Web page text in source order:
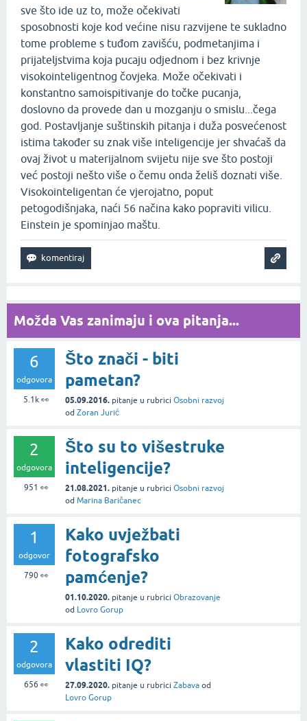
sve što ide uz to, može očekivati
sposobnosti koje kod većine nisu razvijene te sukladno
tome probleme s tuđom zavišću, podmetanjima i
prijateljstvima koja pucaju odjednom i bez krivnje
visokointeligentnog čovjeka. Može očekivati i
konstantno samoispitivanje do točke pucanja,
doslovno da provede dan u mozganju o smislu...čega
god. Postavljanje suštinskih pitanja i duža posvećenost
istima također su znak više inteligencije jer shvaćaš da
ovaj život u materijalnom svijetu nije sve što postoji
već postoji nešto više o čemu onda želiš doznati više.
Visokointeligentan će vjerojatno, poput
petogodišnjaka, naći 56 načina kako popraviti vilicu.
Einstein je spominjao maštu.
Možda Vas zanimaju i ova pitanja...
6
odgovora
5.1k👀
Što znači - biti
pametan?
05.09.2016. pitanje u rubrici Osobni razvoj
od Zoran Jurić
2
odgovora
951 👀
Što su to višestruke
inteligencije?
21.08.2021. pitanje u rubrici Osobni razvoj
od Marina Baričanec
1
odgovor
790👀
Kako uvježbati
fotografsko
pamćenje?
01.10.2020. pitanje u rubrici Obrazovanje
od Lovro Gorup
2
odgovora
656 👀
Kako odrediti
vlastiti IQ?
27.09.2020. pitanje u rubrici Zabava od
Lovro Gorup